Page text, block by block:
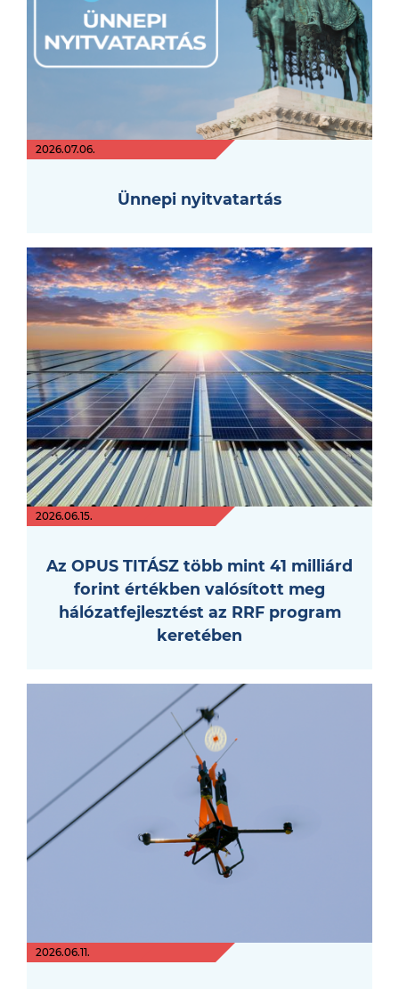
2026.07.06.
Ünnepi nyitvatartás
2026.06.15.
Az OPUS TITÁSZ több mint 41 milliárd
forint értékben valósított meg
hálózatfejlesztést az RRF program
keretében
2026.06.11.